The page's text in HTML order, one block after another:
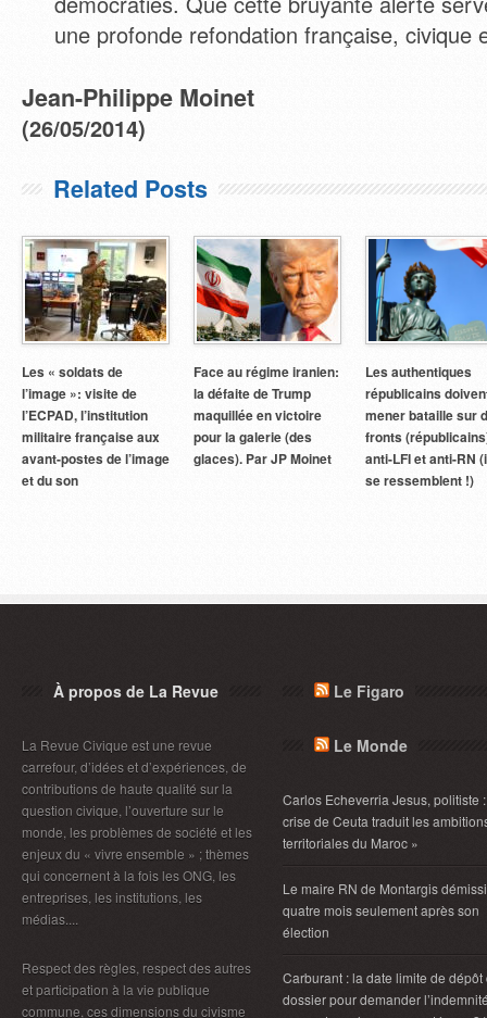
une profonde refondation française, civique
Jean-Philippe Moinet
(26/05/2014)
Related Posts
Les « soldats de
l’image »: visite de
l’ECPAD, l’institution
militaire française aux
avant-postes de l’image
et du son
Face au régime iranien:
la défaite de Trump
maquillée en victoire
pour la galerie (des
glaces). Par JP Moinet
Les authentiques
républicains
mener bataille sur
fronts
anti-LFI et anti-RN
se ressemblent !)
À propos de La Revue
La Revue Civique est une revue
carrefour, d’idées et d’expériences, de
contributions de haute qualité sur la
question civique, l’ouverture sur le
monde, les problèmes de société et les
enjeux du « vivre ensemble » ; thèmes
qui concernent à la fois les ONG, les
entreprises, les institutions, les
médias....
Respect des règles, respect des autres
et participation à la vie publique
commune, ces dimensions du civisme
Le Figaro
Le Monde
Carlos Echeverria Jesus, politiste
crise de Ceuta traduit les
territoriales du Maroc »
Le maire RN de Montargis
quatre mois seulement après son
élection
Carburant : la date limite de dépôt
dossier pour demander